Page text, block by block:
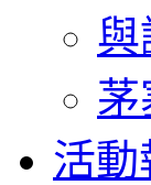
與
茅
活動